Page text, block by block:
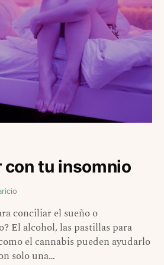
con tu insomnio
conciliar el sueño o
El alcohol, las pastillas para
el cannabis pueden ayudarlo
solo una…